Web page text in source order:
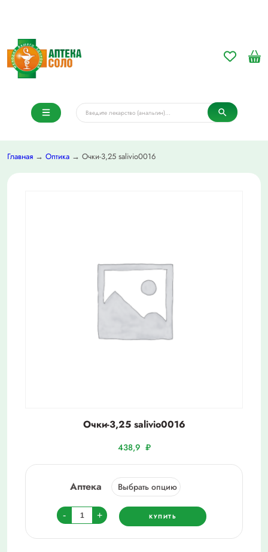
Главная → Оптика → Очки-3,25 salivio0016
Очки-3,25 salivio0016
438,9 ₽
Аптека
-
Количество
товара
Очки-3,25
+ КУПИТЬ